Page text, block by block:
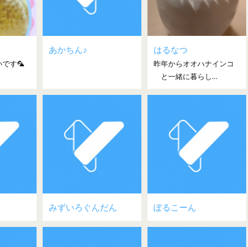
です🦜
あかちん♪ はるなつ
昨年からオオハナインコ
と一緒に暮らし...
みずいろぐんだん ぽるこーん